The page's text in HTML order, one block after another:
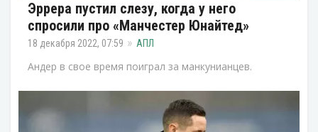
Эррера пустил слезу, когда у него
спросили про «Манчестер Юнайтед»
18 декабря 2022, 07:59 АПЛ
Андер в свое время поиграл за манкунианцев.